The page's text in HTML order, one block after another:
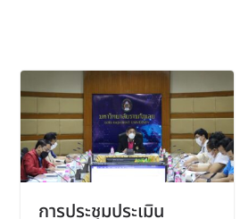
การประชุมประเมิน